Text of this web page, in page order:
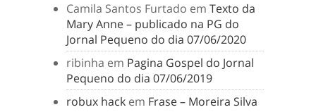
Camila Santos Furtado em Texto da
Mary Anne – publicado na PG do
Jornal Pequeno do dia 07/06/2020
ribinha em Pagina Gospel do Jornal
Pequeno do dia 07/06/2019
robux hack em Frase – Moreira Silva